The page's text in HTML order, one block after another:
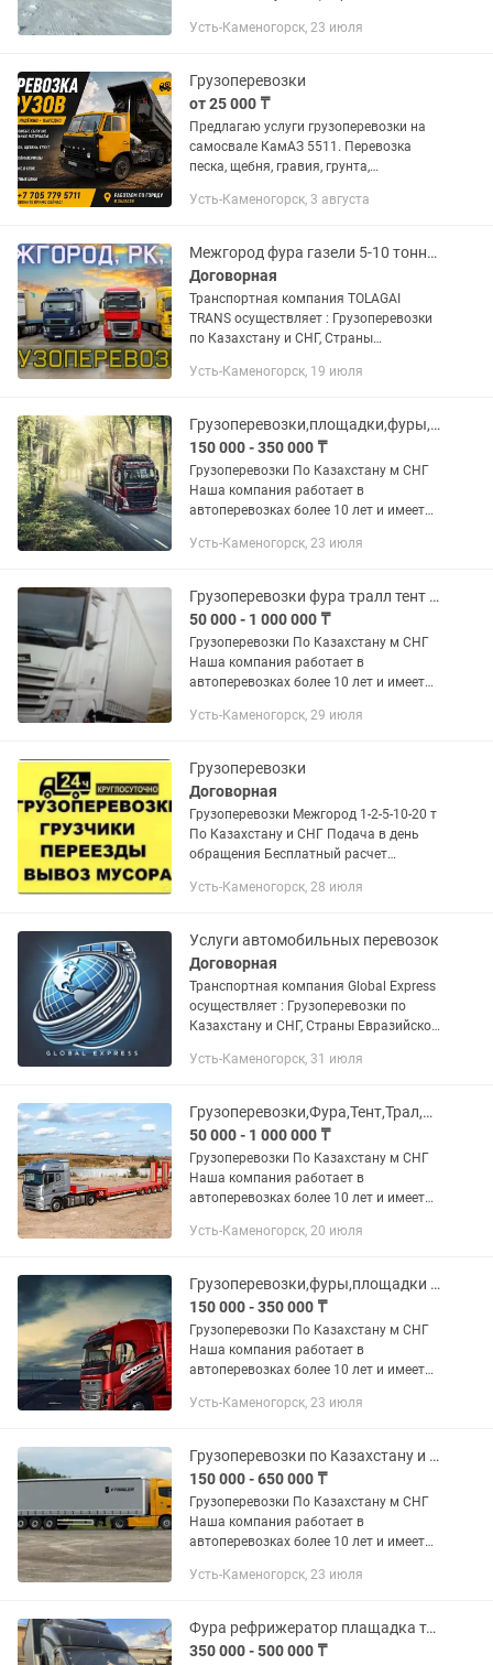
Доставка груза отдельной машиной от
Усть-Каменогорск, 23 июля
Грузоперевозки
от 25 000 ₸
Предлагаю услуги грузоперевозки на
самосвале КамАЗ 5511. Перевозка
песка, щебня, гравия, грунта,
сыпучих материалов. Оперативная
Усть-Каменогорск, 3 августа
Межгород фура газели 5-10 тонники грузоперевозки доставка алматы астана
Договорная
Транспортная компания TOLAGAI
TRANS осуществляет : Грузоперевозки
по Казахстану и СНГ, Страны
Доставка груза отдельной машиной от
Усть-Каменогорск, 19 июля
Грузоперевозки,площадки,фуры,трал,газель
150 000 - 350 000 ₸
Грузоперевозки По Казахстану м СНГ
Наша компания работает в
автоперевозках более 10 лет и имеет
Предоставляем все виды документов.
Усть-Каменогорск, 23 июля
Грузоперевозки фура тралл тент рефрижератор площадка
50 000 - 1 000 000 ₸
Грузоперевозки По Казахстану м СНГ
Наша компания работает в
автоперевозках более 10 лет и имеет
Предоставляем все виды документов.
Усть-Каменогорск, 29 июля
Грузоперевозки
Договорная
Грузоперевозки Межгород 1-2-5-10-20 т
По Казахстану и СНГ Подача в день
обращения Бесплатный расчет
ГАЗели Валдай Рефрижератор
Усть-Каменогорск, 28 июля
Услуги автомобильных перевозок
Договорная
Транспортная компания Global Express
осуществляет : Грузоперевозки по
Казахстану и СНГ, Страны Евразийской
отдельной машиной от двери до двери.
Усть-Каменогорск, 31 июля
Грузоперевозки,Фура,Тент,Трал,Реф,Длиномер,площадка,самосвал,газель
50 000 - 1 000 000 ₸
Грузоперевозки По Казахстану м СНГ
Наша компания работает в
автоперевозках более 10 лет и имеет
Предоставляем все виды документов.
Усть-Каменогорск, 20 июля
Грузоперевозки,фуры,площадки ,трал ,газель
150 000 - 350 000 ₸
Грузоперевозки По Казахстану м СНГ
Наша компания работает в
автоперевозках более 10 лет и имеет
Предоставляем все виды документов.
Усть-Каменогорск, 23 июля
Грузоперевозки по Казахстану и России
150 000 - 650 000 ₸
Грузоперевозки По Казахстану м СНГ
Наша компания работает в
автоперевозках более 10 лет и имеет
Предоставляем все виды документов.
Усть-Каменогорск, 23 июля
Фура рефрижератор плащадка тент 120 ка трал газель
350 000 - 500 000 ₸